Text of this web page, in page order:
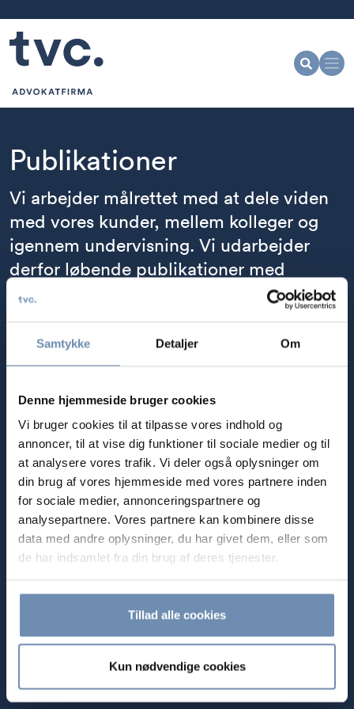
Samtykke Detaljer Om
Denne hjemmeside bruger cookies
Vi bruger cookies til at tilpasse vores indhold og
annoncer, til at vise dig funktioner til sociale medier og til
at analysere vores trafik. Vi deler også oplysninger om
din brug af vores hjemmeside med vores partnere inden
for sociale medier, annonceringspartnere og
analysepartnere. Vores partnere kan kombinere disse
data med andre oplysninger, du har givet dem, eller som
de har indsamlet fra din brug af deres tjenester.
Tillad alle cookies
Kun nødvendige cookies
Publikationer
Vi arbejder målrettet med at dele viden
med vores kunder, mellem kolleger og
igennem undervisning. Vi udarbejder
derfor løbende publikationer med
aktuelle juridiske emner og hjælper dig
VÆLG MEDARBEJDER
VÆLG ÅR
Beskyttelse af selskabets forretningskendetegn
Bliv klogere på, hvordan du bedst muligt beskytter dit
selskabs forretningskendetegn. Læs artiklen af Advokat (H)
Jørgen Lykkegård bragt i Børsens Bestyrelseshåndbog.